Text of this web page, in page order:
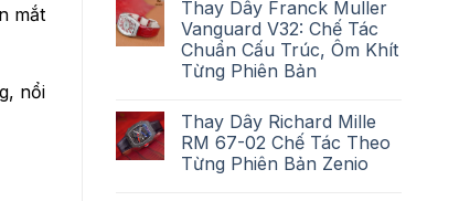
mắt
nổi
Thay Dây Franck Muller
Vanguard V32: Chế Tác
Chuẩn Cấu Trúc, Ôm Khít
Từng Phiên Bản
Thay Dây Richard Mille
RM 67-02 Chế Tác Theo
Từng Phiên Bản Zenio